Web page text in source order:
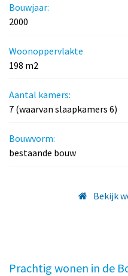
Bouwjaar:
2000
Woonoppervlakte
198 m2
Aantal kamers:
7 (waarvan slaapkamers 6)
Bouwvorm:
bestaande bouw
Bekijk
Prachtig wonen in de